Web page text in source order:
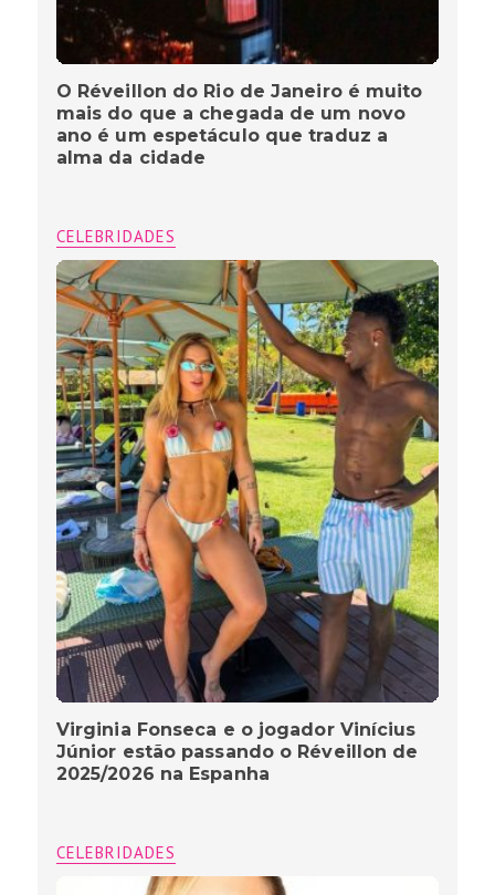
O Réveillon do Rio de Janeiro é muito
mais do que a chegada de um novo
ano é um espetáculo que traduz a
alma da cidade
CELEBRIDADES
Virginia Fonseca e o jogador Vinícius
Júnior estão passando o Réveillon de
2025/2026 na Espanha
CELEBRIDADES